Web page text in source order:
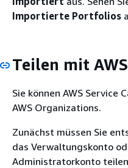
Importierte Portfolios
Teilen mit
Sie können AWS
AWS Organizations.
Zunächst müssen Sie
das Verwaltungskonto
Administratorkonto